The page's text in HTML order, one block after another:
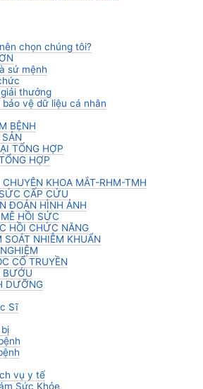
chọn chúng tôi?
sứ mệnh
thưởng
bảo vệ dữ liệu cá nhân
BỆNH
TỔNG HỢP
HỢP
CHUYÊN KHOA MẮT-RHM-TMH
CẤP CỨU
ĐOÁN HÌNH ẢNH
HỒI SỨC
HỒI CHỨC NĂNG
SOÁT NHIỄM KHUẨN
CỔ TRUYỀN
BƯỚU
DƯỠNG
Sĩ
vụ y tế
Sức Khỏe